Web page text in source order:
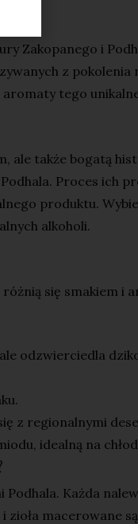
Zakopanego i
z pokolenia
tego
ale także bogatą
Proces ich
produktu.
alkoholi.
się smakiem i
odzwierciedla
z regionalnymi
idealną na
Każda
zioła macerowane